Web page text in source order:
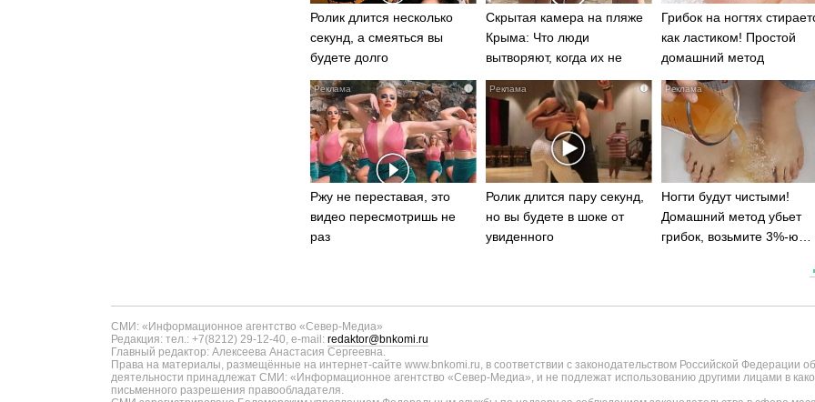
Ролик длится несколько
секунд, а смеяться вы
будете долго
Скрытая камера на пляже
Крыма: Что люди
вытворяют, когда их не
видят...
Грибок на ногтях
как ластиком! Простой
домашний метод
i
Ржу не переставая, это
видео пересмотришь не
раз
i
Ролик длится пару секунд,
но вы будете в шоке от
увиденного
Ногти будут чистыми!
Домашний метод убьет
грибок, возьмите 3%-ю…
СМИ: «Информационное агентство «Север-Медиа»
Редакция: тел.: +7(8212) 29-12-40, e-mail: redaktor@bnkomi.ru
Главный редактор: Алексеева Анастасия Сергеевна.
Права на материалы, размещённые на интернет-сайте www.bnkomi.ru, в соответствии с законодательством Российской Федерации
деятельности принадлежат СМИ: «Информационное агентство «Север-Медиа», и не подлежат использованию другими лицами в
письменного разрешения правообладателя.